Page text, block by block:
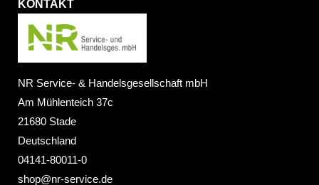
KONTAKT
NR Service- & Handelsgesellschaft mbH
Am Mühlenteich 37c
21680 Stade
Deutschland
04141-80011-0
shop@nr-service.de